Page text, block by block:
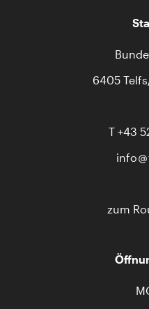
6405
T +43
info
zum